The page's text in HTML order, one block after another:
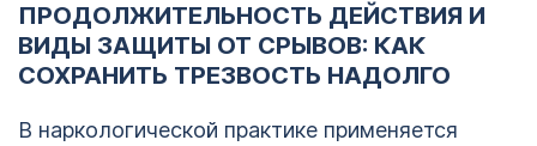
ПРОДОЛЖИТЕЛЬНОСТЬ ДЕЙСТВИЯ И
ВИДЫ ЗАЩИТЫ ОТ СРЫВОВ: КАК
СОХРАНИТЬ ТРЕЗВОСТЬ НАДОЛГО
В наркологической практике применяется